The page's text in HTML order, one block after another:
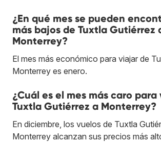
¿En qué mes se pueden
más bajos de Tuxtla Gutiérrez
Monterrey?
El mes más económico para viajar de
Monterrey es enero.
¿Cuál es el mes más caro para
Tuxtla Gutiérrez a Monterrey?
En diciembre, los vuelos de Tuxtla
Monterrey alcanzan sus precios más